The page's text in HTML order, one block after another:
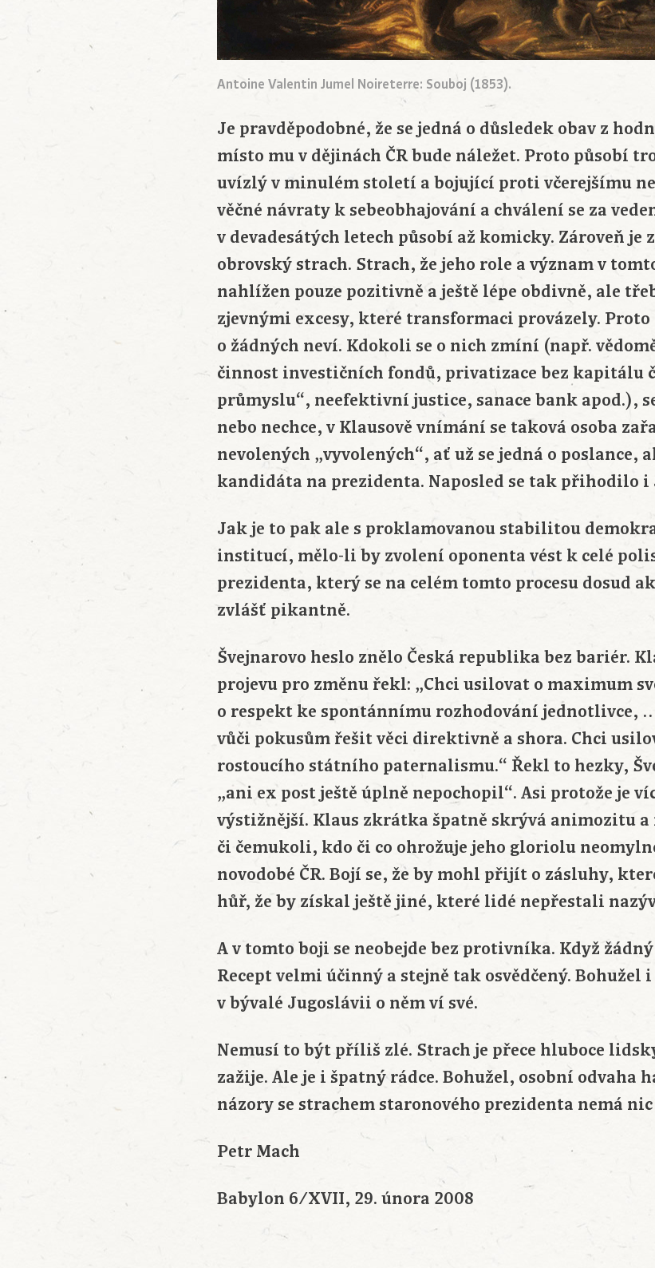
Antoine Valentin Jumel Noireterre: Souboj (1853).
Je pravděpodobné, že se jedná o důsledek obav z
místo mu v dějinách ČR bude náležet. Proto působí
uvízlý v minulém století a bojující proti včerejšímu
věčné návraty k sebeobhajování a chválení se za
v devadesátých letech působí až komicky. Zároveň je
obrovský strach. Strach, že jeho role a význam v
nahlížen pouze pozitivně a ještě lépe obdivně, ale
zjevnými excesy, které transformaci provázely. Proto
o žádných neví. Kdokoli se o nich zmíní (např.
činnost investičních fondů, privatizace bez kapitálu
průmyslu“, neefektivní justice, sanace bank apod.),
nebo nechce, v Klausově vnímání se taková osoba
nevolených „vyvolených“, ať už se jedná o poslance,
kandidáta na prezidenta. Naposled se tak přihodilo i
Jak je to pak ale s proklamovanou stabilitou
institucí, mělo-li by zvolení oponenta vést k celé
prezidenta, který se na celém tomto procesu dosud
zvlášť pikantně.
Švejnarovo heslo znělo Česká republika bez bariér.
projevu pro změnu řekl: „Chci usilovat o maximum
o respekt ke spontánnímu rozhodování jednotlivce,
vůči pokusům řešit věci direktivně a shora. Chci
rostoucího státního paternalismu.“ Řekl to hezky,
„ani ex post ještě úplně nepochopil“. Asi protože je
výstižnější. Klaus zkrátka špatně skrývá animozitu a
či čemukoli, kdo či co ohrožuje jeho gloriolu
novodobé ČR. Bojí se, že by mohl přijít o zásluhy,
hůř, že by získal ještě jiné, které lidé nepřestali
A v tomto boji se neobejde bez protivníka. Když
Recept velmi účinný a stejně tak osvědčený. Bohužel
v bývalé Jugoslávii o něm ví své.
Nemusí to být příliš zlé. Strach je přece hluboce
zažije. Ale je i špatný rádce. Bohužel, osobní odvaha
názory se strachem staronového prezidenta nemá
Petr Mach
Babylon 6/XVII, 29. února 2008